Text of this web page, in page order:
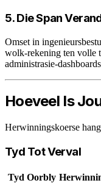
5. Die Span
Omset in
wolk-rekening ten volle
administrasie-
Hoeveel Is
Herwinningskoerse
Tyd Tot Verval
Tyd Oorbly